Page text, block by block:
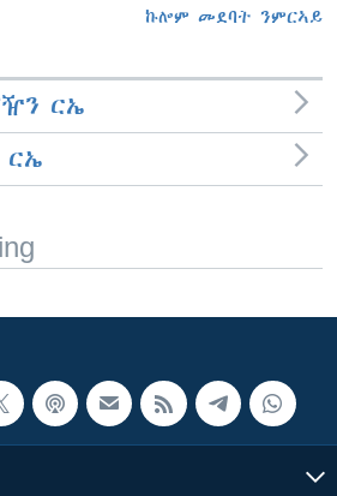
ኩሎም መደባት ንምርኣይ
ርኤ
ርኤ